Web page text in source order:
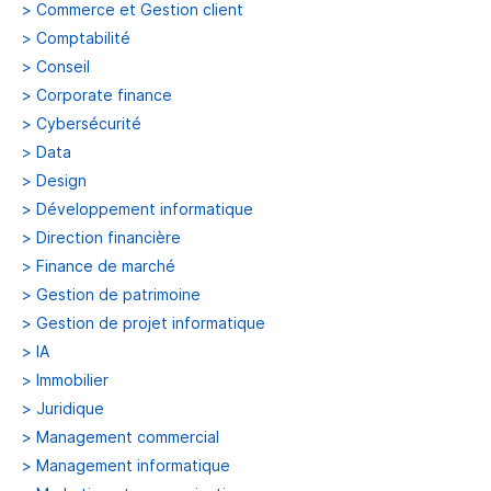
> Commerce et Gestion client
> Comptabilité
> Conseil
> Corporate finance
> Cybersécurité
> Data
> Design
> Développement informatique
> Direction financière
> Finance de marché
> Gestion de patrimoine
> Gestion de projet informatique
> IA
> Immobilier
> Juridique
> Management commercial
> Management informatique